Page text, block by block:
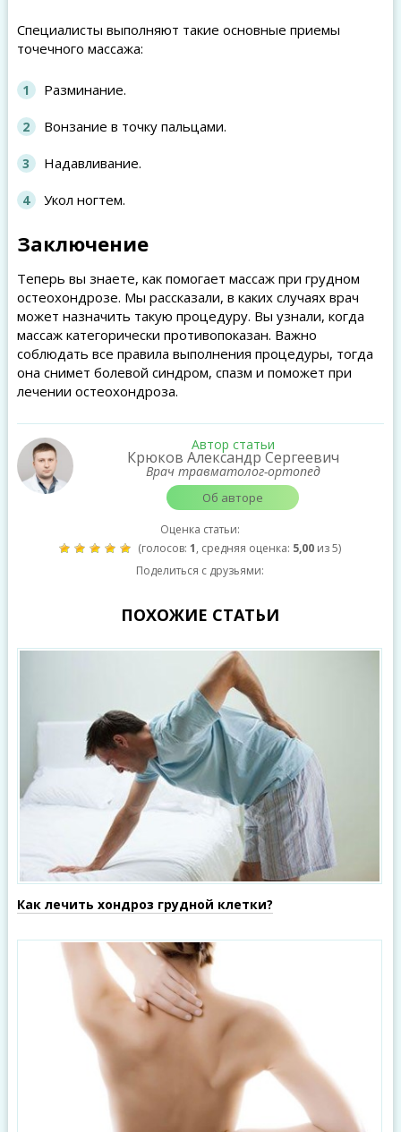
Специалисты выполняют такие основные приемы
точечного массажа:
Разминание.
Вонзание в точку пальцами.
Надавливание.
Укол ногтем.
Заключение
Теперь вы знаете, как помогает массаж при грудном
остеохондрозе. Мы рассказали, в каких случаях врач
может назначить такую процедуру. Вы узнали, когда
массаж категорически противопоказан. Важно
соблюдать все правила выполнения процедуры, тогда
она снимет болевой синдром, спазм и поможет при
лечении остеохондроза.
Автор статьи
Крюков Александр Сергеевич
Врач травматолог-ортопед
Об авторе
Оценка статьи:
(голосов:1, средняя оценка: 5,00 из 5)
Поделиться с друзьями:
ПОХОЖИЕ СТАТЬИ
Как лечить хондроз грудной клетки?